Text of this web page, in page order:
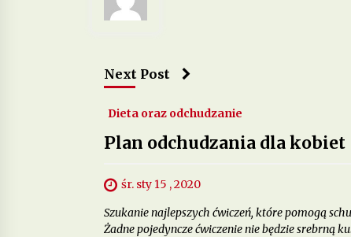
Next Post
Dieta oraz odchudzanie
Plan odchudzania dla kobiet
śr. sty 15 , 2020
Szukanie najlepszych ćwiczeń, które pomogą
Żadne pojedyncze ćwiczenie nie będzie srebrną